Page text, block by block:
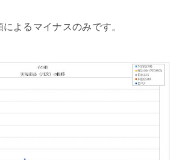
よるマイナスのみです。